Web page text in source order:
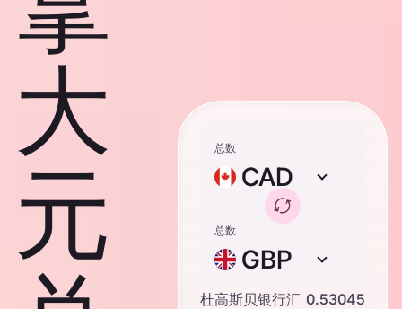
大
元
总数
CAD
总数
GBP
杜高斯贝银行汇 0.53045